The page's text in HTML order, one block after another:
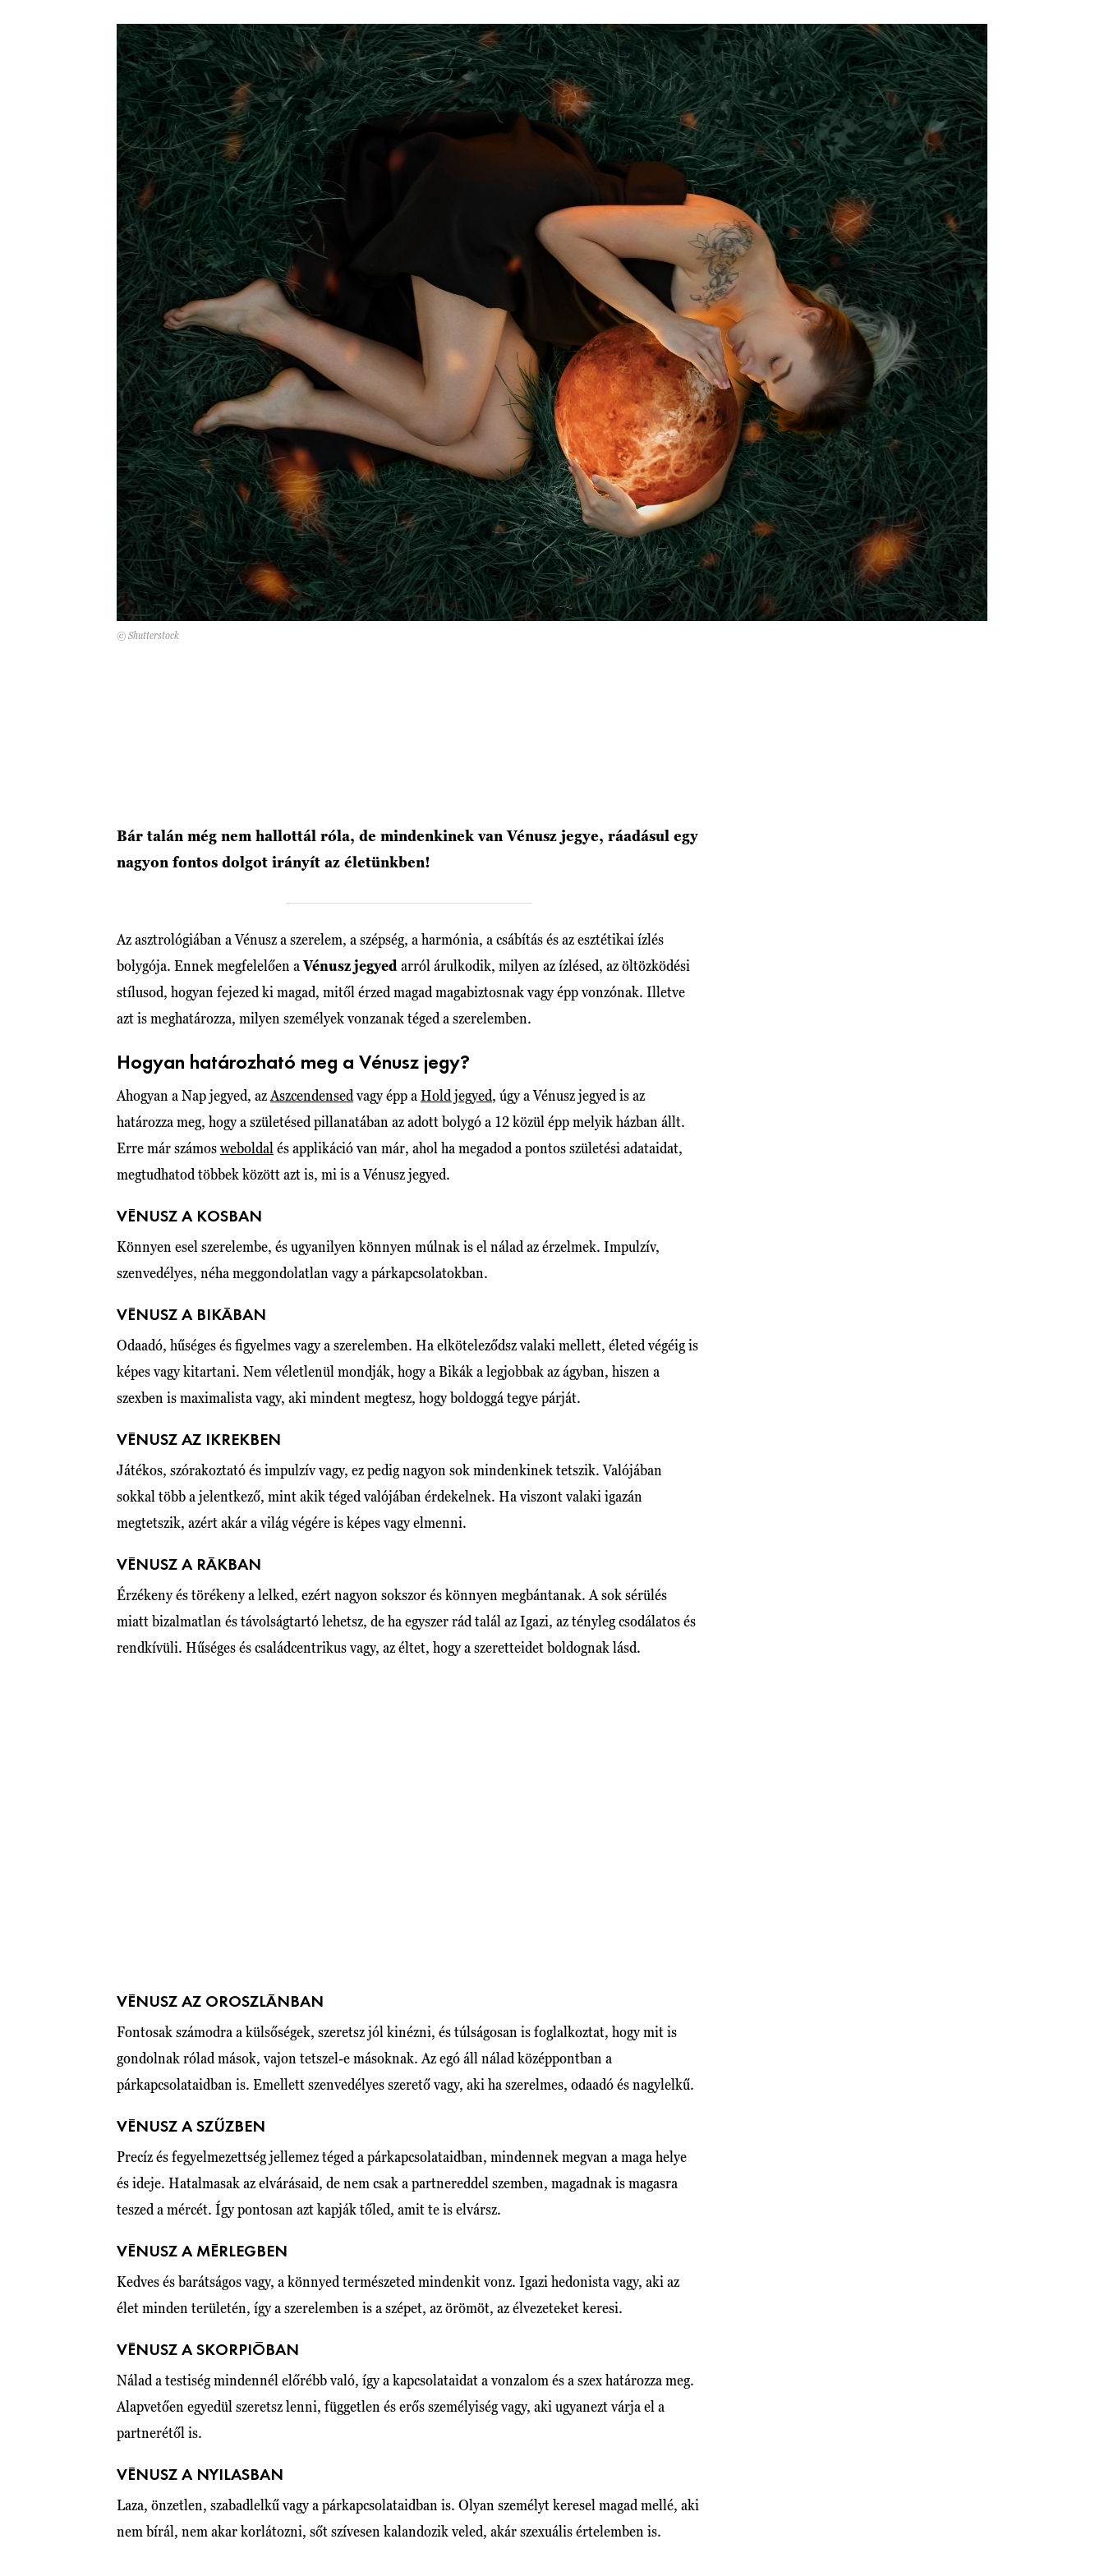
© Shutterstock
Bár talán még nem hallottál róla, de mindenkinek van Vénusz jegye, ráadásul egy
nagyon fontos dolgot irányít az életünkben!
Az asztrológiában a Vénusz a szerelem, a szépség, a harmónia, a csábítás és az esztétikai ízlés
bolygója. Ennek megfelelően aVénusz jegyed arról árulkodik, milyen az ízlésed, az öltözködési
stílusod, hogyan fejezed ki magad, mitől érzed magad magabiztosnak vagy épp vonzónak. Illetve
azt is meghatározza, milyen személyek vonzanak téged a szerelemben.
Hogyan határozható meg a Vénusz jegy?
Ahogyan a Nap jegyed, az Aszcendensed vagy épp a Hold jegyed, úgy a Vénusz jegyed is az
határozza meg, hogy a születésed pillanatában az adott bolygó a 12 közül épp melyik házban állt.
Erre már számosweboldal és applikáció van már, ahol ha megadod a pontos születési adataidat,
megtudhatod többek között azt is, mi is a Vénusz jegyed.
VÉNUSZ A KOSBAN
Könnyen esel szerelembe, és ugyanilyen könnyen múlnak is el nálad az érzelmek. Impulzív,
szenvedélyes, néha meggondolatlan vagy a párkapcsolatokban.
VÉNUSZ A BIKÁBAN
Odaadó, hűséges és figyelmes vagy a szerelemben. Ha elköteleződsz valaki mellett, életed végéig is
képes vagy kitartani. Nem véletlenül mondják, hogy a Bikák a legjobbak az ágyban, hiszen a
szexben is maximalista vagy, aki mindent megtesz, hogy boldoggá tegye párját.
VÉNUSZ AZ IKREKBEN
Játékos, szórakoztató és impulzív vagy, ez pedig nagyon sok mindenkinek tetszik. Valójában
sokkal több a jelentkező, mint akik téged valójában érdekelnek. Ha viszont valaki igazán
megtetszik, azért akár a világ végére is képes vagy elmenni.
VÉNUSZ A RÁKBAN
Érzékeny és törékeny a lelked, ezért nagyon sokszor és könnyen megbántanak. A sok sérülés
miatt bizalmatlan és távolságtartó lehetsz, de ha egyszer rád talál az Igazi, az tényleg csodálatos és
rendkívüli. Hűséges és családcentrikus vagy, az éltet, hogy a szeretteidet boldognak lásd.
VÉNUSZ AZ OROSZLÁNBAN
Fontosak számodra a külsőségek, szeretsz jól kinézni, és túlságosan is foglalkoztat, hogy mit is
gondolnak rólad mások, vajon tetszel-e másoknak. Az egó áll nálad középpontban a
párkapcsolataidban is. Emellett szenvedélyes szerető vagy, aki ha szerelmes, odaadó és nagylelkű.
VÉNUSZ A SZŰZBEN
Precíz és fegyelmezettség jellemez téged a párkapcsolataidban, mindennek megvan a maga helye
és ideje. Hatalmasak az elvárásaid, de nem csak a partnereddel szemben, magadnak is magasra
teszed a mércét. Így pontosan azt kapják tőled, amit te is elvársz.
VÉNUSZ A MÉRLEGBEN
Kedves és barátságos vagy, a könnyed természeted mindenkit vonz. Igazi hedonista vagy, aki az
élet minden területén, így a szerelemben is a szépet, az örömöt, az élvezeteket keresi.
VÉNUSZ A SKORPIÓBAN
Nálad a testiség mindennél előrébb való, így a kapcsolataidat a vonzalom és a szex határozza meg.
Alapvetően egyedül szeretsz lenni, független és erős személyiség vagy, aki ugyanezt várja el a
partnerétől is.
VÉNUSZ A NYILASBAN
Laza, önzetlen, szabadlelkű vagy a párkapcsolataidban is. Olyan személyt keresel magad mellé, aki
nem bírál, nem akar korlátozni, sőt szívesen kalandozik veled, akár szexuális értelemben is.